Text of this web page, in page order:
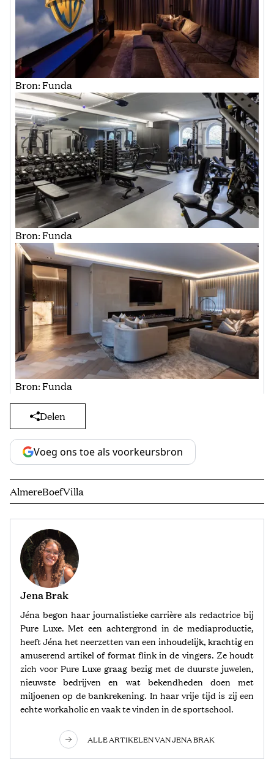
Bron: Funda
Bron: Funda
Bron: Funda
Delen
Voeg ons toe als voorkeursbron
AlmereBoefVilla
Jena Brak
Jéna begon haar journalistieke carrière als redactrice bij
Pure Luxe. Met een achtergrond in de mediaproductie,
heeft Jéna het neerzetten van een inhoudelijk, krachtig en
amuserend artikel of format flink in de vingers. Ze houdt
zich voor Pure Luxe graag bezig met de duurste juwelen,
nieuwste bedrijven en wat bekendheden doen met
miljoenen op de bankrekening. In haar vrije tijd is zij een
echte workaholic en vaak te vinden in de sportschool.
ALLE ARTIKELEN VAN JENA BRAK